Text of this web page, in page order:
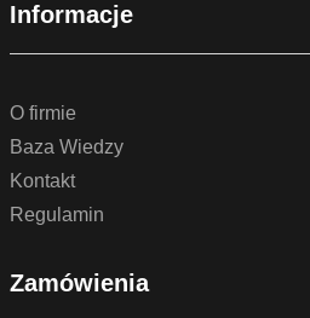
Informacje
O firmie
Baza Wiedzy
Kontakt
Regulamin
Zamówienia